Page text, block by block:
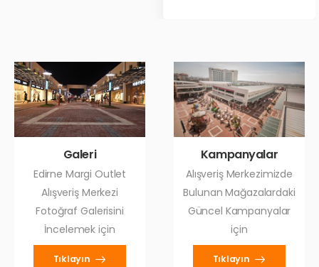
Galeri
Edirne Margi Outlet
Alışveriş Merkezi
Fotoğraf Galerisini
İncelemek için
Tıklayın
Kampanyalar
Alışveriş Merkezimizde
Bulunan Mağazalardaki
Güncel Kampanyalar
için
Tıklayın